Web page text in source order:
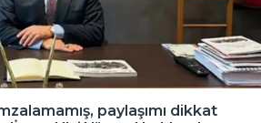
paylaşımı dikkat